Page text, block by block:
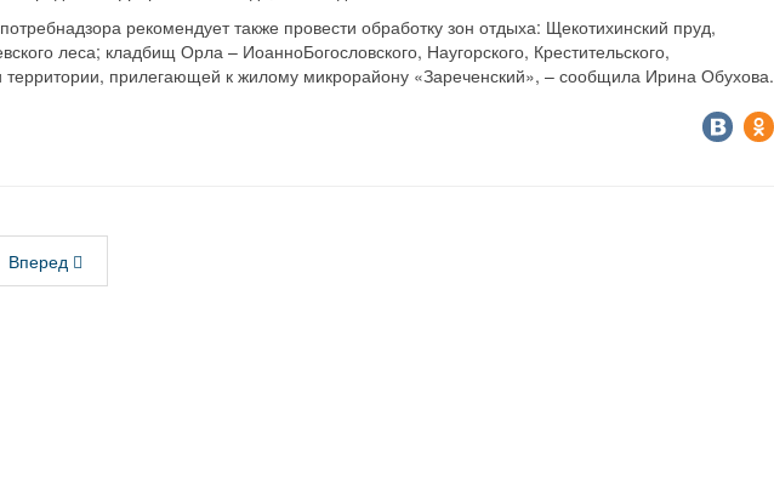
рекомендует также провести обработку зон отдыха: Щекотихинский пруд,
леса; кладбищ Орла – Иоанно­Богословского, Наугорского, Крестительского,
территории, прилегающей к жилому микрорайону «Зареченский», – сообщила Ирина Обухова.
Вперед